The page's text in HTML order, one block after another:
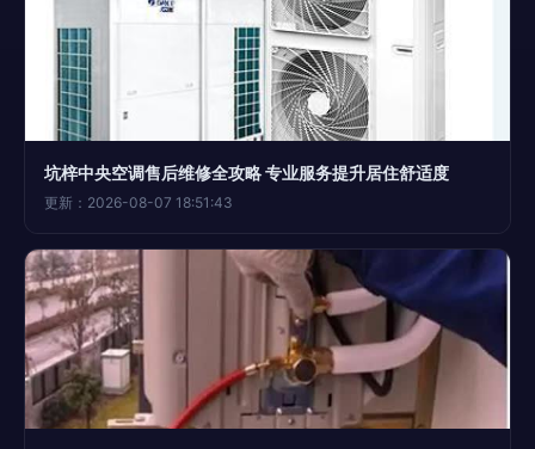
坑梓中央空调售后维修全攻略 专业服务提升居住舒适度
更新：2026-08-07 18:51:43